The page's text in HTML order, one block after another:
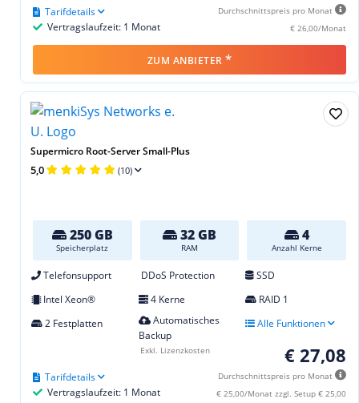
Durchschnittspreis pro Monat
€ 26,00/Monat
Vertragslaufzeit: 1 Monat
Tarifdetails
ZUM ANBIETER *
Supermicro Root-Server Small-Plus
5,0 (10)
250 GB
Speicherplatz
32 GB
RAM
4
Anzahl Kerne
Telefonsupport DDoS Protection
SSD
Intel Xeon®
4 Kerne
RAID 1
2 Festplatten
Automatisches
Backup
Alle Funktionen
€ 27,08
Durchschnittspreis pro Monat
€ 25,00/Monat zzgl. Setup € 25,00
Vertragslaufzeit: 1 Monat
Tarifdetails
Exkl. Lizenzkosten